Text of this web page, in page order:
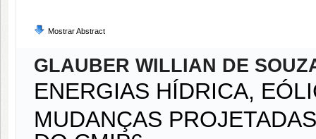
Mostrar Abstract
GLAUBER WILLIAN DE
ENERGIAS HÍDRICA,
MUDANÇAS